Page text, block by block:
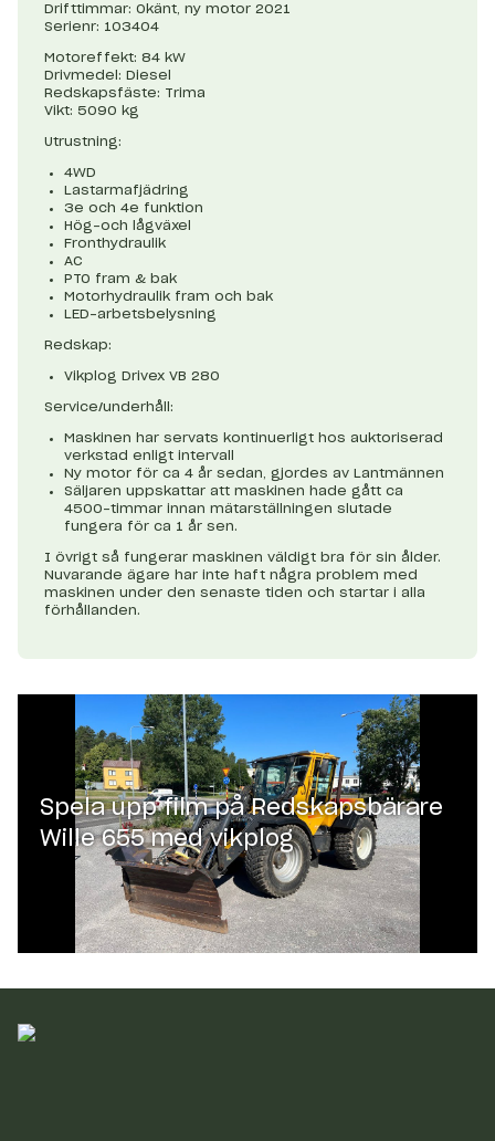
Drifttimmar: Okänt, ny motor 2021
Serienr: 103404
Motoreffekt: 84 kW
Drivmedel: Diesel
Redskapsfäste: Trima
Vikt: 5090 kg
Utrustning:
4WD
Lastarmafjädring
3e och 4e funktion
Hög-och lågväxel
Fronthydraulik
AC
PTO fram & bak
Motorhydraulik fram och bak
LED-arbetsbelysning
Redskap:
Vikplog Drivex VB 280
Service/underhåll:
Maskinen har servats kontinuerligt hos auktoriserad
verkstad enligt intervall
Ny motor för ca 4 år sedan, gjordes av Lantmännen
Säljaren uppskattar att maskinen hade gått ca
4500-timmar innan mätarställningen slutade
fungera för ca 1 år sen.
I övrigt så fungerar maskinen väldigt bra för sin ålder.
Nuvarande ägare har inte haft några problem med
maskinen under den senaste tiden och startar i alla
förhållanden.
Spela upp film påRedskapsbärare
Wille 655 med vikplog